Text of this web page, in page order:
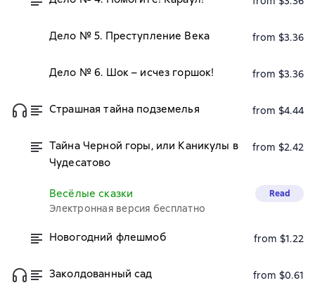
Дело № 5. Преступление Века from $3.36
Дело № 6. Шок – исчез горшок! from $3.36
Страшная тайна подземелья from $4.44
Тайна Черной горы, или Каникулы в
Чудесатово
from $2.42
Весёлые сказки
Электронная версия бесплатно
Read
Новогодний флешмоб from $1.22
Заколдованный сад from $0.61